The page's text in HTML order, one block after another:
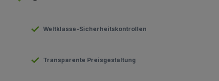
Weltklasse-Sicherheitskontrollen
Transparente Preisgestaltung